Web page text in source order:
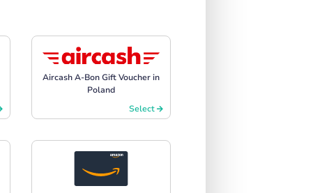
Aircash A-Bon Gift Voucher in
Poland
Select